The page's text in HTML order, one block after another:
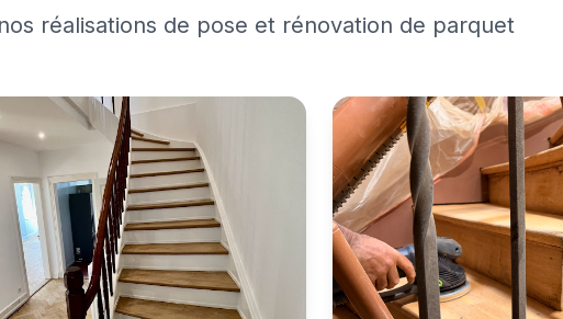
réalisations de pose et rénovation de parquet